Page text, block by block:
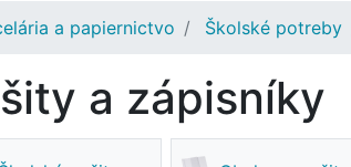
a papiernictvo Školské potreby
a zápisníky